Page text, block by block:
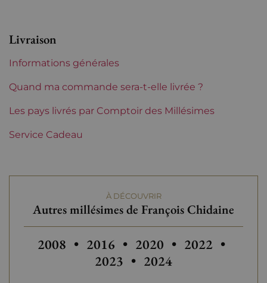
Etiquette Parfaite
Région Loire
Domaines de Loire
Livraison
Informations générales
Quand ma commande sera-t-elle livrée ?
Les pays livrés par Comptoir des Millésimes
Service Cadeau
À DÉCOUVRIR
Autres millésimes de François Chidaine
Autres millésimes de François Chidaine
2008 • Autres millésimes de François
2016 • Autres millésimes de
2020 • Autres
2022 •
2023 • 2024